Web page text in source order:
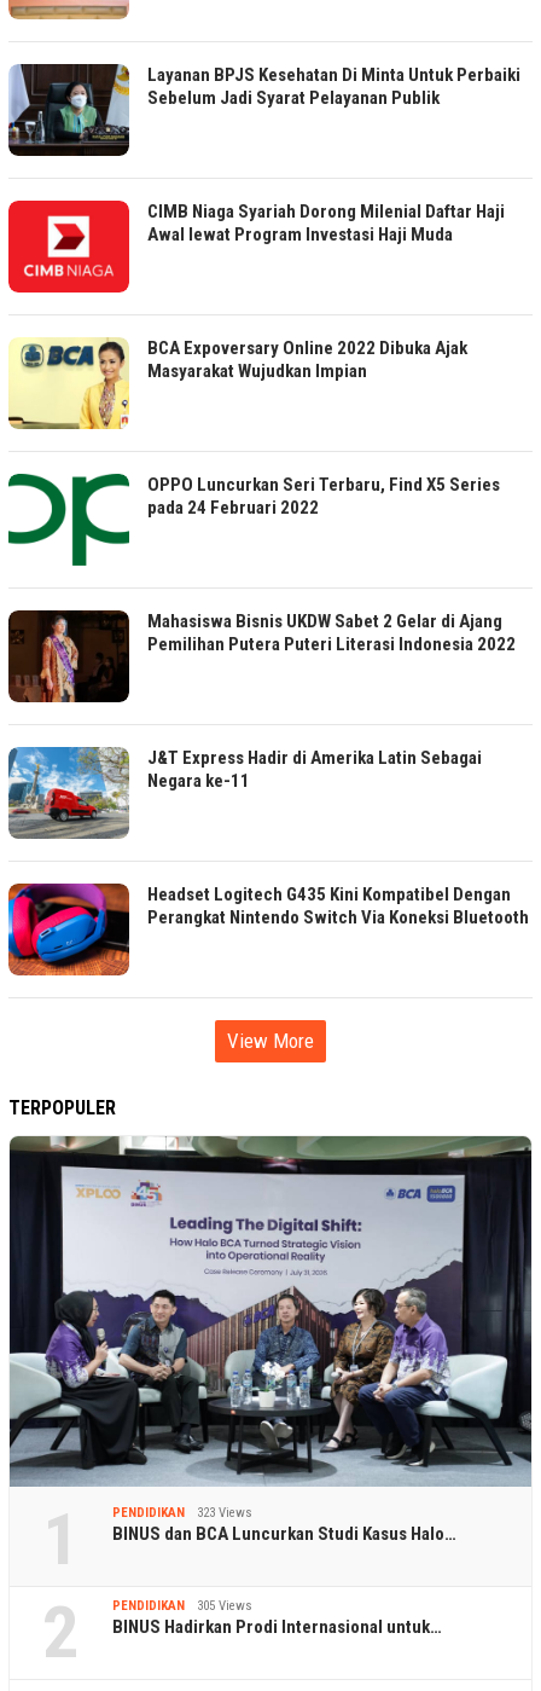
Layanan BPJS Kesehatan Di Minta Untuk Perbaiki
Sebelum Jadi Syarat Pelayanan Publik
CIMB Niaga Syariah Dorong Milenial Daftar Haji
Awal lewat Program Investasi Haji Muda
BCA Expoversary Online 2022 Dibuka Ajak
Masyarakat Wujudkan Impian
OPPO Luncurkan Seri Terbaru, Find X5 Series
pada 24 Februari 2022
Mahasiswa Bisnis UKDW Sabet 2 Gelar di Ajang
Pemilihan Putera Puteri Literasi Indonesia 2022
J&T Express Hadir di Amerika Latin Sebagai
Negara ke-11
Headset Logitech G435 Kini Kompatibel Dengan
Perangkat Nintendo Switch Via Koneksi Bluetooth
View More
TERPOPULER
1 PENDIDIKAN 323 Views
BINUS dan BCA Luncurkan Studi Kasus Halo…
2 PENDIDIKAN 305 Views
BINUS Hadirkan Prodi Internasional untuk…